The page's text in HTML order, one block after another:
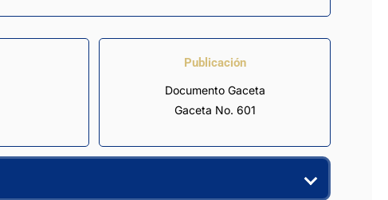
Publicación
Documento Gaceta
Gaceta No. 601